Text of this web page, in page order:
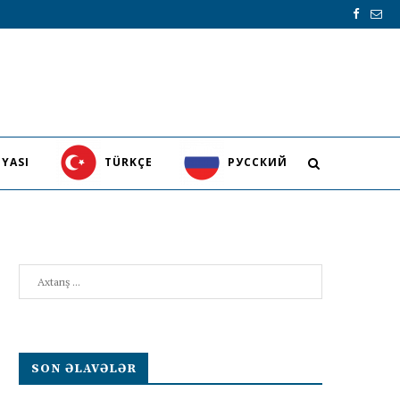
TÜRKÇE PУССКИЙ
SON ƏLAVƏLƏR